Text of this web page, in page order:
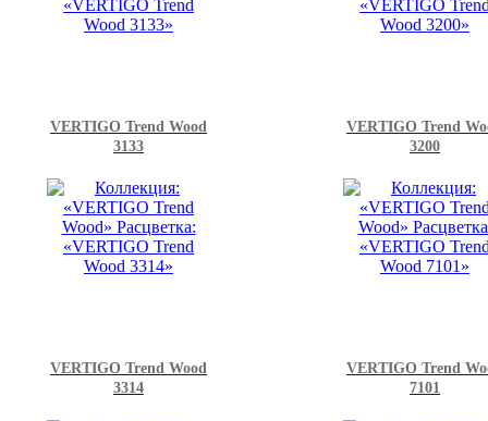
VERTIGO Trend Wood
3133
VERTIGO Trend
3200
VERTIGO Trend Wood
3314
VERTIGO Trend
7101